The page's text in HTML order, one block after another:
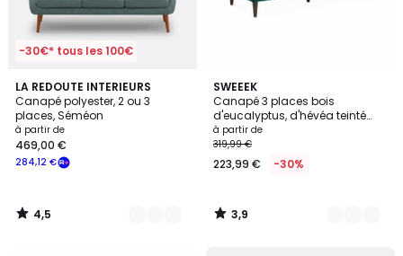
-30€* tous les 100€
LA REDOUTE INTERIEURS
Canapé polyester, 2 ou 3
places, Séméon
à partir de
284,12 €
469,00 €
4,5
/ 5
5
Couleurs
4,5
/
SWEEEK
Canapé 3 places bois
d'eucalyptus, d'hévéa teinté
noyer et velours BJORN
à partir de
319,99 €
223,99 € -30%
3,9
/ 5
2
Couleurs
3,9
/